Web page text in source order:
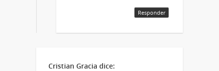
Responder
Cristian Gracia dice: